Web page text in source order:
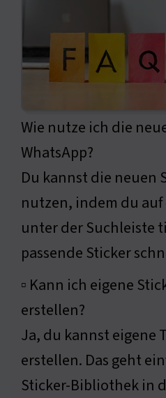
Wie nutze ich die
WhatsApp?
Du kannst die neuen
nutzen, indem du
unter der Suchleiste
passende Sticker
▫ Kann ich eigene
erstellen?
Ja, du kannst eigene
erstellen. Das geht
Sticker-Bibliothek in